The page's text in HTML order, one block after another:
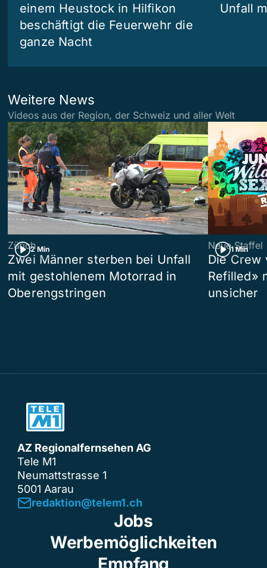
einem Heustock in Hilfikon
beschäftigt die Feuerwehr die
ganze Nacht
Unfall
Weitere News
Videos aus der Region, der Schweiz und aller Welt
2 Min
Zürich
Zwei Männer sterben bei Unfall
mit gestohlenem Motorrad in
Oberengstringen
1 Min
Neue Staffel
Die Crew
Refilled»
unsicher
AZ Regionalfernsehen AG
Tele M1
Neumattstrasse 1
5001 Aarau
redaktion@telem1.ch
Jobs
Werbemöglichkeiten